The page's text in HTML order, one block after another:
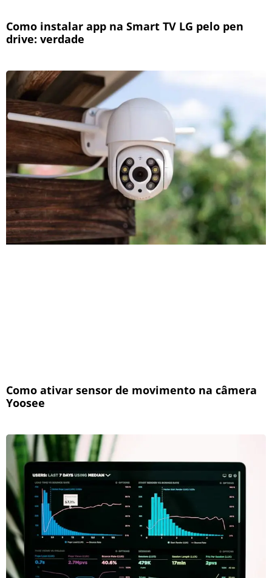
Como instalar app na Smart TV LG pelo pen
drive: verdade
Como ativar sensor de movimento na câmera
Yoosee